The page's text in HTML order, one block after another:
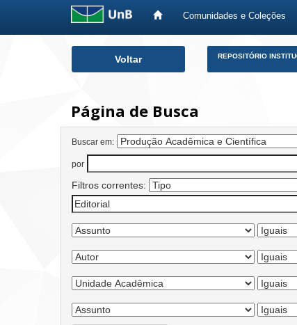
Comunidades e Coleções
Voltar REPOSITÓRIO
Página de Busca
Buscar em:
por
Filtros correntes: